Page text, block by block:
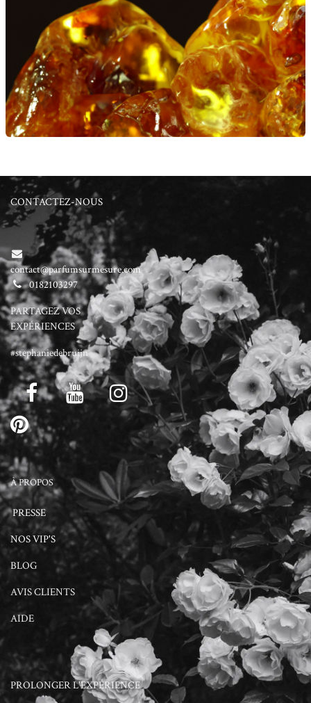
CONTACTEZ-NOUS
contact@parfumsurmesure.com
0182103297
PARTAGEZ VOS
EXPÉRIENCES
#stephaniedebruijn
À PROPOS
PRESSE
NOS VIP'S
BLOG
AVIS CLIENTS
AIDE
PROLONGER L'EXPÉRIENCE